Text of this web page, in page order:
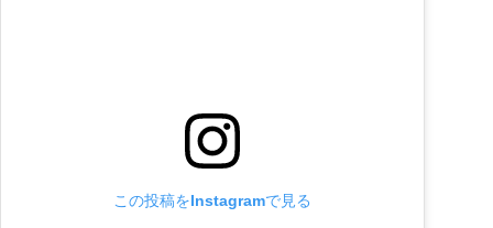
この投稿をInstagramで見る